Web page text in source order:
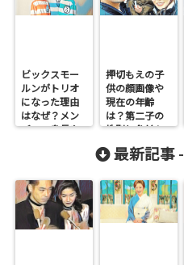
ビックスモー
ルンがトリオ
になった理由
はなぜ？メン
バーの身長や
押切もえの子
供の顔画像や
現在の年齢
は？第二子の
性別と名前も
最新記事 -